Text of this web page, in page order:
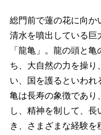
総門前で蓮の花に向か
清水を噴出している巨
「龍亀」。龍の頭と
ち、大自然の力を操り
い、国を護るといわれ
亀は長寿の象徴であり
し、精神を制して、長
き、さまざまな経験を